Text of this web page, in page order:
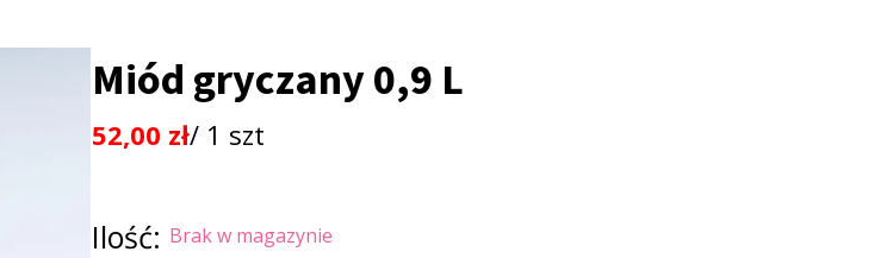
Miód gryczany 0,9 L
52,00 zł/ 1 szt
Ilość: Brak w magazynie